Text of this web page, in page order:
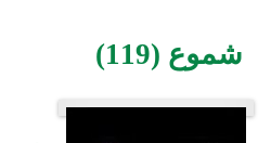
شموع (119)